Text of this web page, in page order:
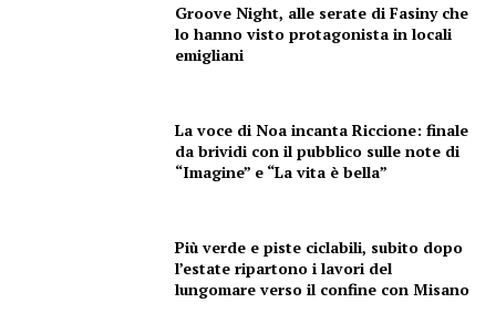
Groove Night, alle serate di Fasiny che
lo hanno visto protagonista in locali
emigliani
La voce di Noa incanta Riccione: finale
da brividi con il pubblico sulle note di
“Imagine” e “La vita è bella”
Più verde e piste ciclabili, subito dopo
l’estate ripartono i lavori del
lungomare verso il confine con Misano